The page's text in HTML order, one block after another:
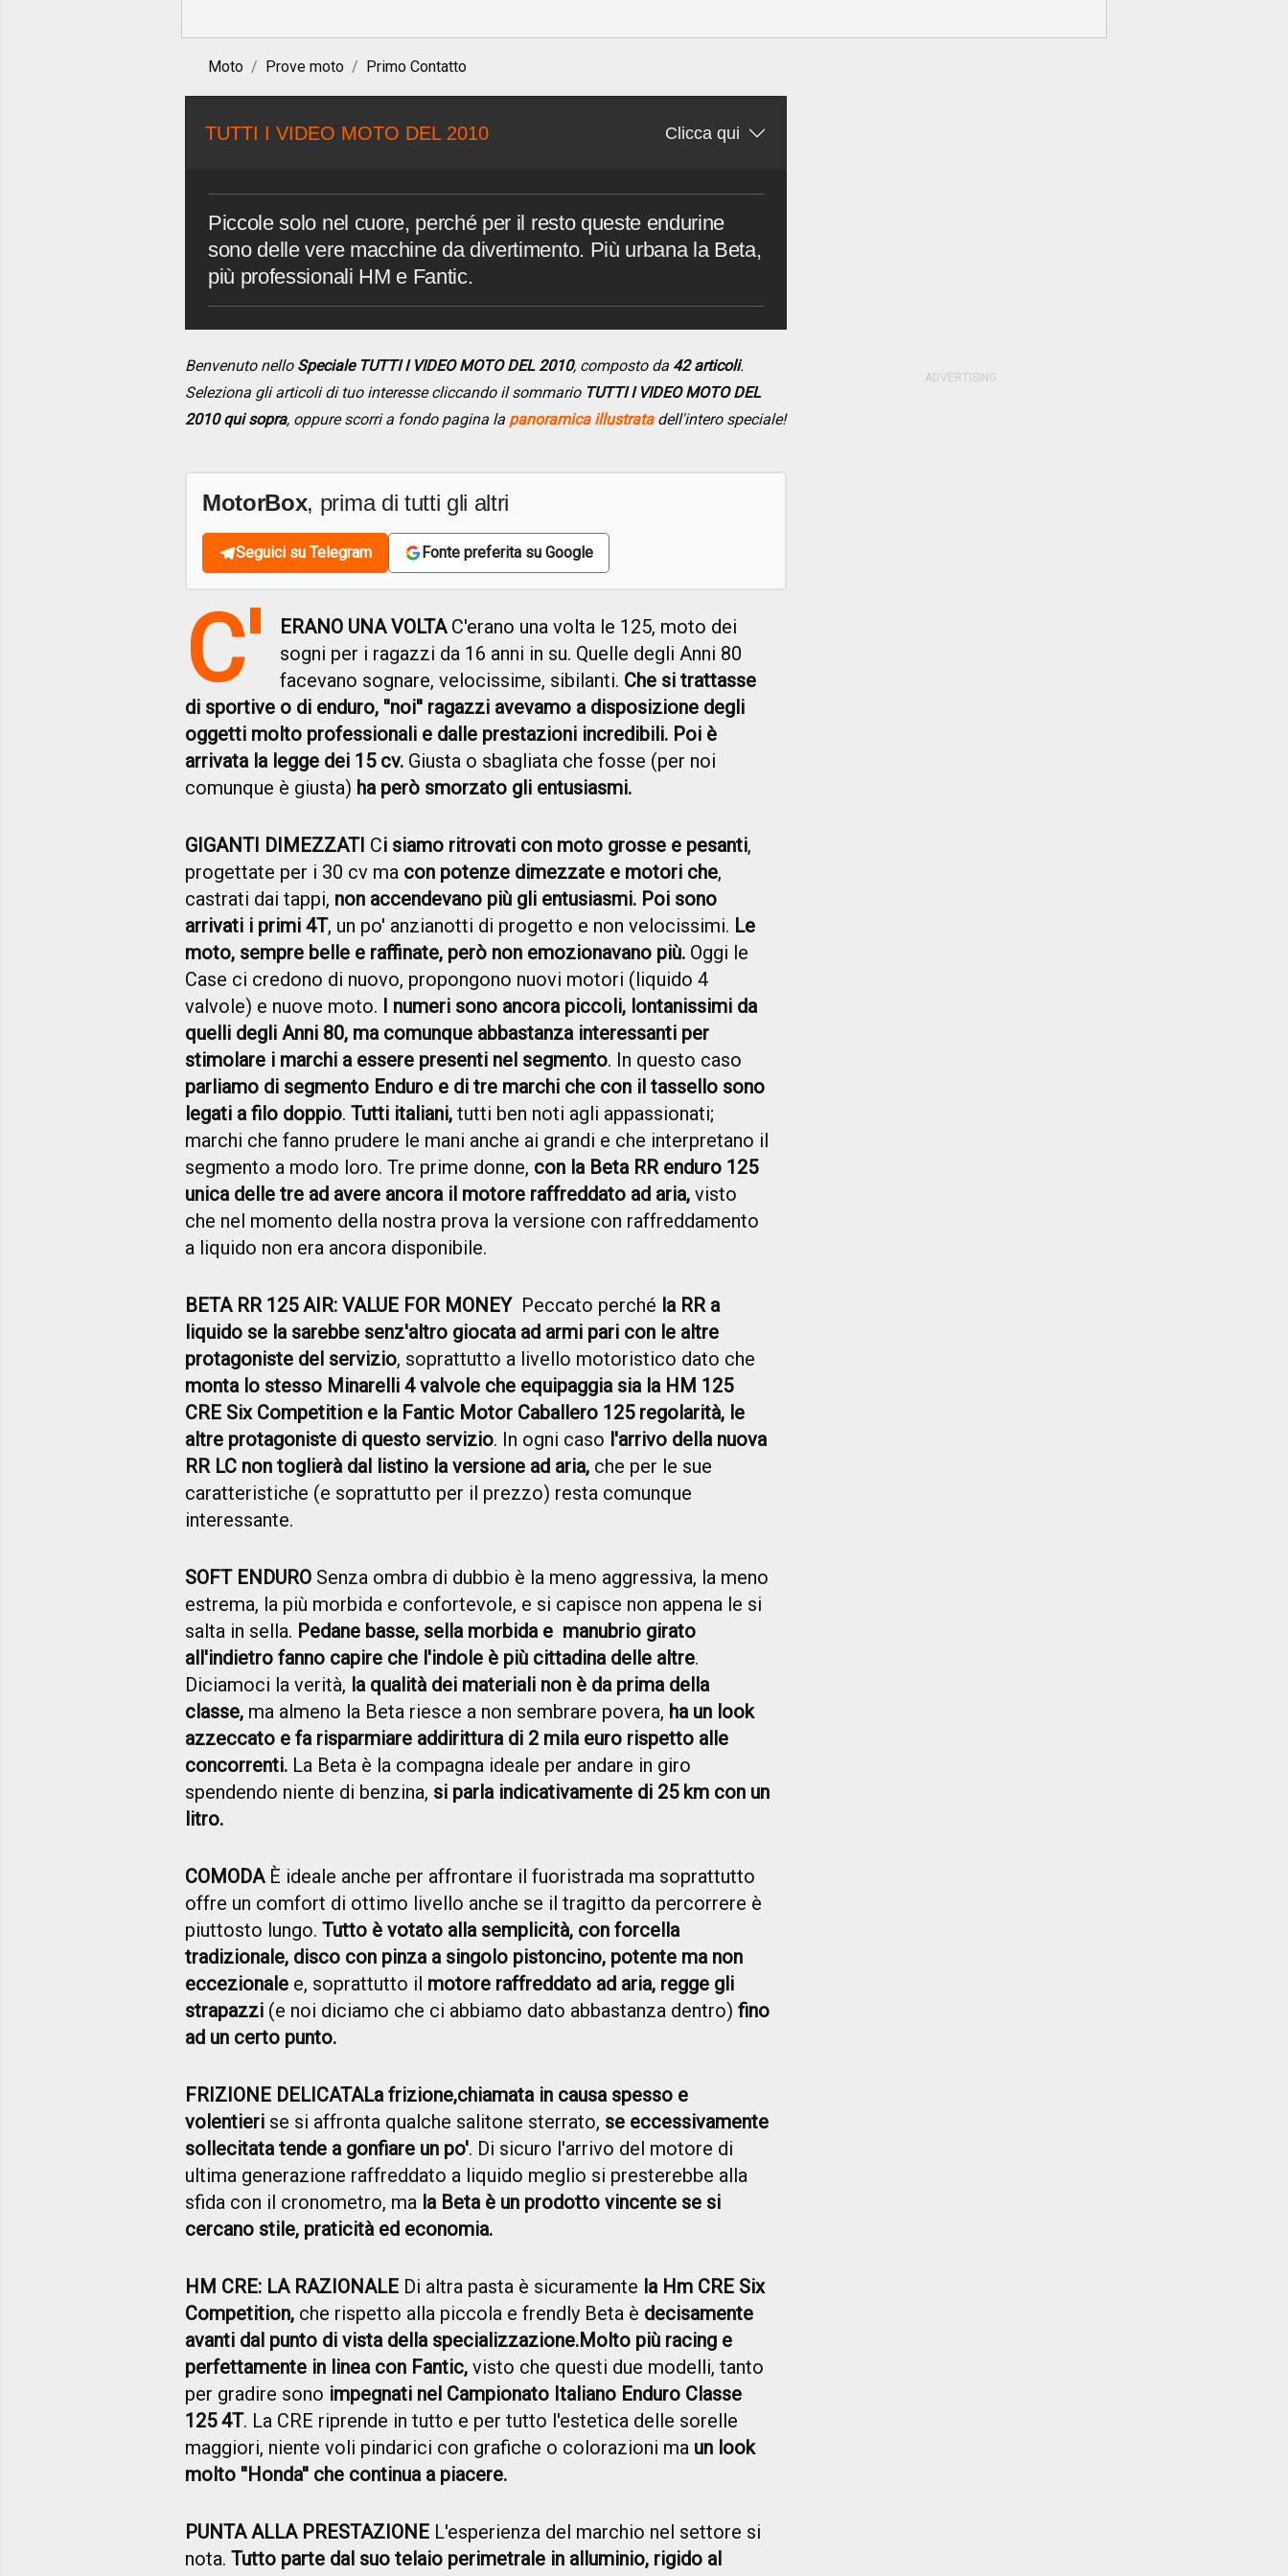
Moto Prove moto Primo Contatto
TUTTI I VIDEO MOTO DEL 2010 Clicca qui
Piccole solo nel cuore, perché per il resto queste endurine
sono delle vere macchine da divertimento. Più urbana la Beta,
più professionali HM e Fantic.
Benvenuto nello Speciale TUTTI I VIDEO MOTO DEL 2010, composto da 42 articoli.
Seleziona gli articoli di tuo interesse cliccando il sommario TUTTI I VIDEO MOTO DEL
2010 qui sopra, oppure scorri a fondo pagina la panoramica illustratadell'intero speciale!
MotorBox, prima di tutti gli altri
Seguici su Telegram Fonte preferita su Google
C' ERANO UNA VOLTAC'erano una volta le 125, moto dei
sogni per i ragazzi da 16 anni in su. Quelle degli Anni 80
facevano sognare, velocissime, sibilanti. Che si trattasse
di sportive o di enduro, ''noi'' ragazzi avevamo a disposizione degli
oggetti molto professionali e dalle prestazioni incredibili. Poi è
arrivata la legge dei 15 cv. Giusta o sbagliata che fosse (per noi
comunque è giusta) ha però smorzato gli entusiasmi.
GIGANTI DIMEZZATI Ci siamo ritrovati con moto grosse e pesanti,
progettate per i 30 cv ma con potenze dimezzate e motori che,
castrati dai tappi, non accendevano più gli entusiasmi. Poi sono
arrivati i primi 4T, un po' anzianotti di progetto e non velocissimi. Le
moto, sempre belle e raffinate, però non emozionavano più. Oggi le
Case ci credono di nuovo, propongono nuovi motori (liquido 4
valvole) e nuove moto. I numeri sono ancora piccoli, lontanissimi da
quelli degli Anni 80, ma comunque abbastanza interessanti per
stimolare i marchi a essere presenti nel segmento. In questo caso
parliamo di segmento Enduro e di tre marchi che con il tassello sono
legati a filo doppio. Tutti italiani, tutti ben noti agli appassionati;
marchi che fanno prudere le mani anche ai grandi e che interpretano il
segmento a modo loro. Tre prime donne, con la Beta RR enduro 125
unica delle tre ad avere ancora il motore raffreddato ad aria, visto
che nel momento della nostra prova la versione con raffreddamento
a liquido non era ancora disponibile.
BETA RR 125 AIR: VALUE FOR MONEYPeccato perché la RR a
liquido se la sarebbe senz'altro giocata ad armi pari con le altre
protagoniste del servizio, soprattutto a livello motoristico dato che
monta lo stesso Minarelli 4 valvole che equipaggia sia la HM 125
CRE Six Competition e la Fantic Motor Caballero 125 regolarità, le
altre protagoniste di questo servizio. In ogni caso l'arrivo della nuova
RR LC non toglierà dal listino la versione ad aria, che per le sue
caratteristiche (e soprattutto per il prezzo) resta comunque
interessante.
SOFT ENDURO Senza ombra di dubbio è la meno aggressiva, la meno
estrema, la più morbida e confortevole, e si capisce non appena le si
salta in sella. Pedane basse, sella morbida e manubrio girato
all'indietro fanno capire che l'indole è più cittadina delle altre.
Diciamoci la verità, la qualità dei materiali non è da prima della
classe, ma almeno la Beta riesce a non sembrare povera, ha un look
azzeccato e fa risparmiare addirittura di 2 mila euro rispetto alle
concorrenti. La Beta è la compagna ideale per andare in giro
spendendo niente di benzina, si parla indicativamente di 25 km con un
litro.
COMODAÈ ideale anche per affrontare il fuoristrada ma soprattutto
offre un comfort di ottimo livello anche se il tragitto da percorrere è
piuttosto lungo. Tutto è votato alla semplicità, con forcella
tradizionale, disco con pinza a singolo pistoncino, potente ma non
eccezionale e, soprattutto il motore raffreddato ad aria, regge gli
strapazzi (e noi diciamo che ci abbiamo dato abbastanza dentro) fino
ad un certo punto.
FRIZIONE DELICATALa frizione,chiamata in causa spesso e
volentieri se si affronta qualche salitone sterrato, se eccessivamente
sollecitata tende a gonfiare un po'. Di sicuro l'arrivo del motore di
ultima generazione raffreddato a liquido meglio si presterebbe alla
sfida con il cronometro, ma la Beta è un prodotto vincente se si
cercano stile, praticità ed economia.
HM CRE: LA RAZIONALE Di altra pasta è sicuramente la Hm CRE Six
Competition, che rispetto alla piccola e frendly Beta è decisamente
avanti dal punto di vista della specializzazione.Molto più racing e
perfettamente in linea con Fantic, visto che questi due modelli, tanto
per gradire sono impegnati nel Campionato Italiano Enduro Classe
125 4T. La CRE riprende in tutto e per tutto l'estetica delle sorelle
maggiori, niente voli pindarici con grafiche o colorazioni ma un look
molto ''Honda'' che continua a piacere.
PUNTA ALLA PRESTAZIONE L'esperienza del marchio nel settore si
nota. Tutto parte dal suo telaio perimetrale in alluminio, rigido al